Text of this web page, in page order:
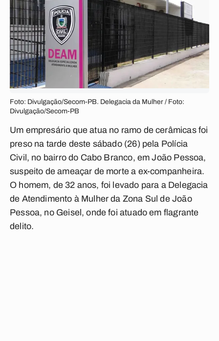
Foto: Divulgação/Secom-PB. Delegacia da Mulher / Foto:
Divulgação/Secom-PB
Um empresário que atua no ramo de cerâmicas foi
preso na tarde deste sábado (26) pela Polícia
Civil, no bairro do Cabo Branco, em João Pessoa,
suspeito de ameaçar de morte a ex-companheira.
O homem, de 32 anos, foi levado para a Delegacia
de Atendimento à Mulher da Zona Sul de João
Pessoa, no Geisel, onde foi atuado em flagrante
delito.